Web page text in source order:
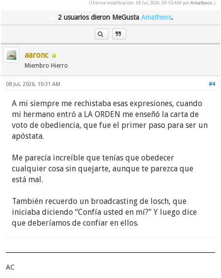
(Última modificación: 08 Jul, 2026, 09:53 AM porAmatheos.)
2 usuarios dieron MeGusta Amatheos.
aaronc
Miembro Hierro
#4
08 Jul, 2026, 10:31 AM
A mi siempre me rechistaba esas expresiones, cuando
mi hermano entró a LA ORDEN me enseñó la carta de
voto de obediencia, que fue el primer paso para ser un
apóstata.
Me parecía increíble que tenías que obedecer
cualquier cosa sin quejarte, aunque te parezca que
está mal.
También recuerdo un broadcasting de losch, que
iniciaba diciendo “Confía usted en mí?” Y luego dice
que deberíamos de confiar en ellos.
AC